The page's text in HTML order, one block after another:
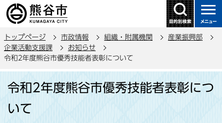
の
ー
ジ
トップページ 市政情報 組織・附属機関
産業振興部
企業活動支援課
お知らせ
令和2年度熊谷市優秀技能者表彰について
令和2年度熊谷市優秀技能者表彰につ
いて